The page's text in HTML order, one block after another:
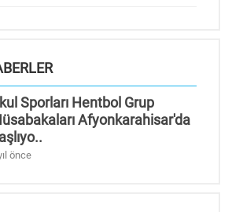
Sporları Hentbol Grup
Afyonkarahisar'da
önce